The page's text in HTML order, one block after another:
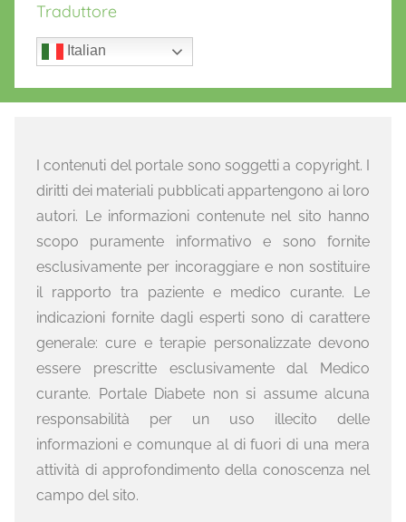
Traduttore
Italian
I contenuti del portale sono soggetti a copyright. I
diritti dei materiali pubblicati appartengono ai loro
autori. Le informazioni contenute nel sito hanno
scopo puramente informativo e sono fornite
esclusivamente per incoraggiare e non sostituire
il rapporto tra paziente e medico curante. Le
indicazioni fornite dagli esperti sono di carattere
generale: cure e terapie personalizzate devono
essere prescritte esclusivamente dal Medico
curante. Portale Diabete non si assume alcuna
responsabilità per un uso illecito delle
informazioni e comunque al di fuori di una mera
attività di approfondimento della conoscenza nel
campo del sito.